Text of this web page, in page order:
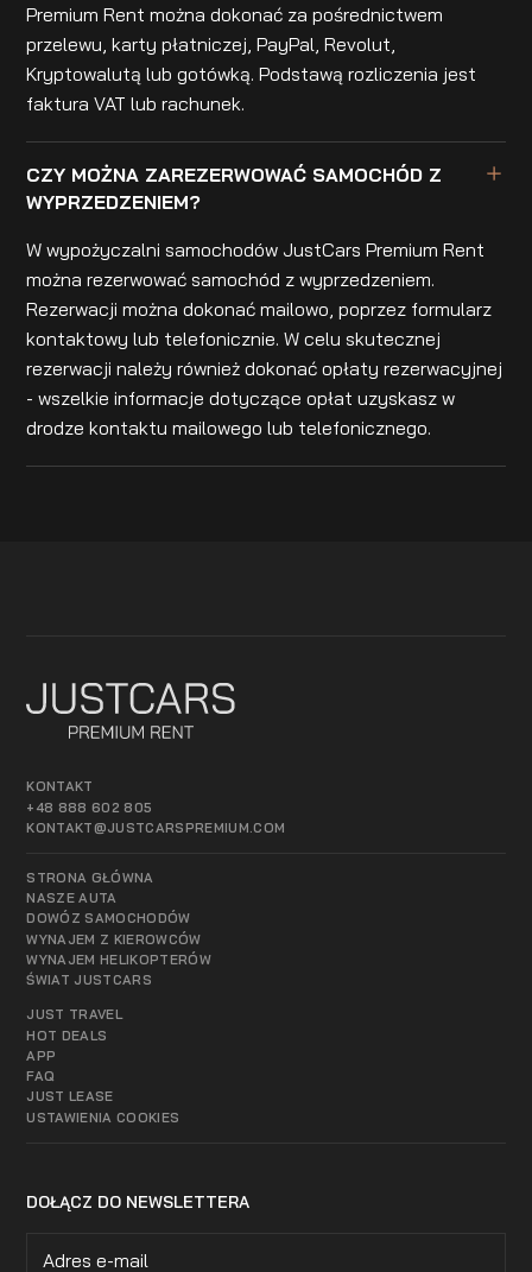
Premium Rent można dokonać za pośrednictwem
przelewu, karty płatniczej, PayPal, Revolut,
Kryptowalutą lub gotówką. Podstawą rozliczenia jest
faktura VAT lub rachunek.
CZY MOŻNA ZAREZERWOWAĆ SAMOCHÓD Z
WYPRZEDZENIEM?
W wypożyczalni samochodów JustCars Premium Rent
można rezerwować samochód z wyprzedzeniem.
Rezerwacji można dokonać mailowo, poprzez formularz
kontaktowy lub telefonicznie. W celu skutecznej
rezerwacji należy również dokonać opłaty rezerwacyjnej
- wszelkie informacje dotyczące opłat uzyskasz w
drodze kontaktu mailowego lub telefonicznego.
KONTAKT
+48 888 602 805
KONTAKT@JUSTCARSPREMIUM.COM
STRONA GŁÓWNA
NASZE AUTA
DOWÓZ SAMOCHODÓW
WYNAJEM Z KIEROWCÓW
WYNAJEM HELIKOPTERÓW
ŚWIAT JUSTCARS
JUST TRAVEL
HOT DEALS
APP
FAQ
JUST LEASE
USTAWIENIA COOKIES
DOŁĄCZ DO NEWSLETTERA